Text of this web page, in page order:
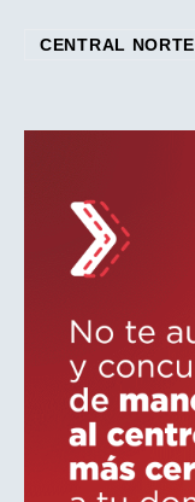
CENTRAL NORTE